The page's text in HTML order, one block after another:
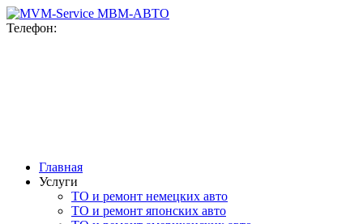
MВМ-АВТО
Телефон:
Главная
Услуги
ТО и ремонт немецких авто
ТО и ремонт японских авто